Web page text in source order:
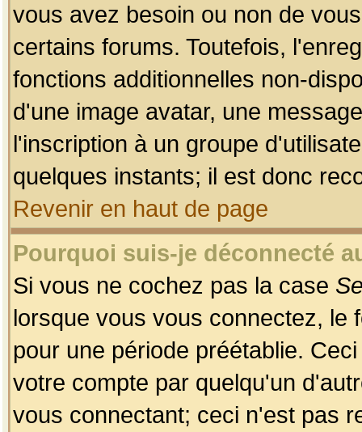
vous avez besoin ou non de
certains forums. Toutefois,
fonctions additionnelles non-
d'une image avatar, une
l'inscription à un groupe
quelques instants; il est donc
Revenir en haut de page
Pourquoi suis-je déconnecté
Si vous ne cochez pas la case
lorsque vous vous connectez, le
pour une période préétablie.
votre compte par quelqu'un
vous connectant; ceci n'est pas